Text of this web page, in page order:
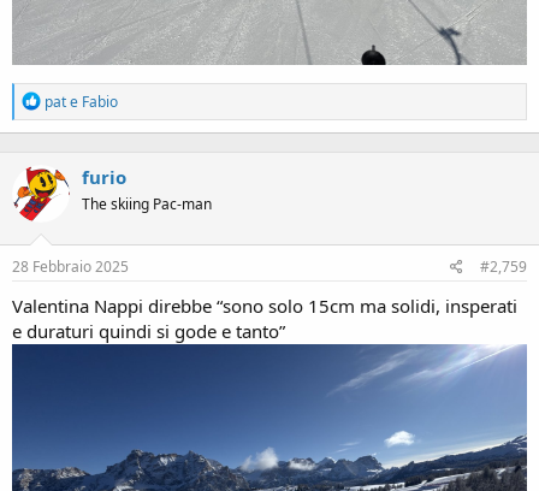
R
e
a
t
i
o
n
:
pate Fabio
furio
The skiing Pac-man
28 Febbraio 2025 #2,759
Valentina Nappi direbbe “sono solo 15cm ma solidi, insperati
e duraturi quindi si gode e tanto”